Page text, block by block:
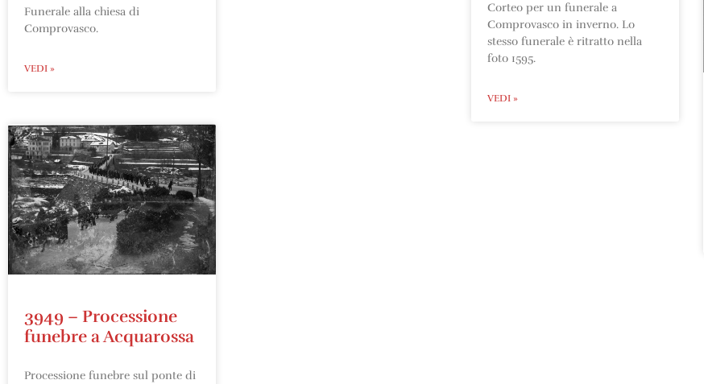
Funerale alla chiesa di
Comprovasco.
VEDI »
Corteo per un funerale a
Comprovasco in inverno. Lo
stesso funerale è ritratto nella
foto 1595.
VEDI »
3949 – Processione
funebre a Acquarossa
Processione funebre sul ponte di